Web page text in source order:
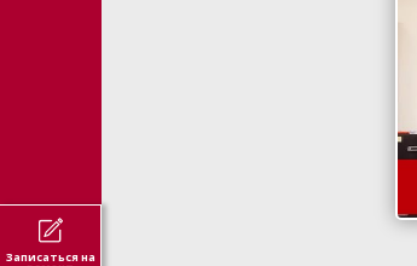
Записаться на